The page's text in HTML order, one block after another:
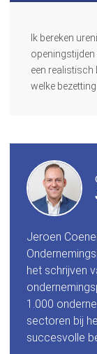
Ik bereken
openingstijden
een realistisch
welke
Jeroen
het schrijven
1.000
sectoren bij
succesvolle